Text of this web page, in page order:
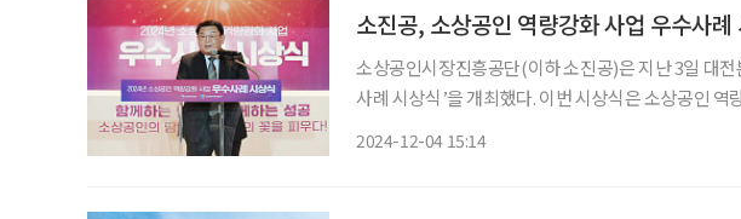
소진공, 소상공인 역량강화 사업 우수사례
소상공인시장진흥공단(이하 소진공)은 지난 3일 대
사례 시상식’을 개최했다. 이번 시상식은 소상공인 역량강화사업(교육, 컨설팅)의 우수사례
2024-12-04 15:14